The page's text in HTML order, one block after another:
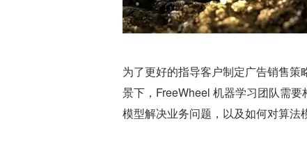
为了更好的指导客户制定广告销售
景下，FreeWheel 机器学习团队需
模型解决业务问题，以及如何对算法